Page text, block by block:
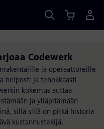
Codewerk
ja operaattoreille
helposti ja tehokkaasti
kokemus auttaa
ja ylläpitämään
sillä sillä on pitkä historia
kustannustekijä.